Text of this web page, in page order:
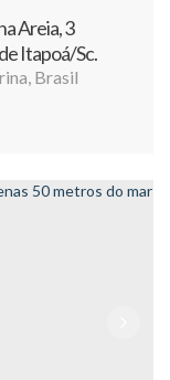
Areia, 3
Itapoá/Sc.
, Brasil